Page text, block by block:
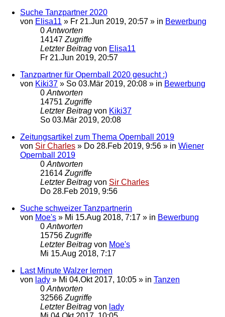
Suche Tanzpartner 2020
von Elisa11 » Fr 21.Jun 2019, 20:57 » in Bewerbung
0 Antworten
14147 Zugriffe
Letzter Beitrag von Elisa11
Fr 21.Jun 2019, 20:57
Tanzpartner für Opernball 2020 gesucht :)
von Kiki37 » So 03.Mär 2019, 20:08 » in Bewerbung
0 Antworten
14751 Zugriffe
Letzter Beitrag von Kiki37
So 03.Mär 2019, 20:08
Zeitungsartikel zum Thema Opernball 2019
von Sir Charles » Do 28.Feb 2019, 9:56 » in Wiener
Opernball 2019
0 Antworten
21614 Zugriffe
Letzter Beitrag von Sir Charles
Do 28.Feb 2019, 9:56
Suche schweizer Tanzpartnerin
von Moe's » Mi 15.Aug 2018, 7:17 » in Bewerbung
0 Antworten
15756 Zugriffe
Letzter Beitrag von Moe's
Mi 15.Aug 2018, 7:17
Last Minute Walzer lernen
von lady » Mi 04.Okt 2017, 10:05 » in Tanzen
0 Antworten
32566 Zugriffe
Letzter Beitrag von lady